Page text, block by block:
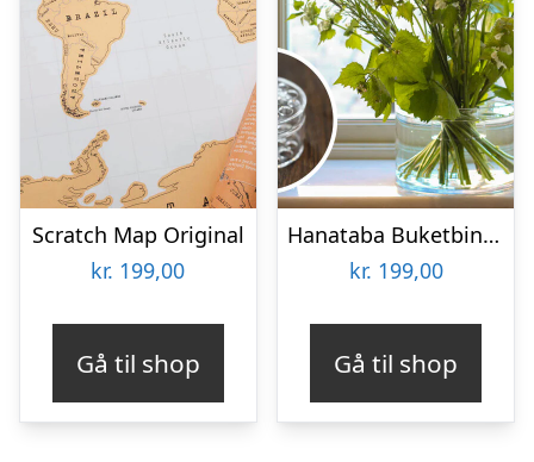
Scratch Map Original
kr. 199,00
Gå til shop
Hanataba Buketbinder
kr. 199,00
Gå til shop